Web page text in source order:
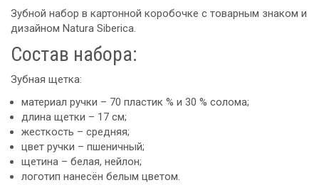
Зубной набор в картонной коробочке с товарным знаком и
дизайном Natura Siberica.
Состав набора:
Зубная щетка:
материал ручки – 70 пластик % и 30 % солома;
длина щетки – 17 см;
жесткость – средняя;
цвет ручки – пшеничный;
щетина – белая, нейлон;
логотип нанесён белым цветом.